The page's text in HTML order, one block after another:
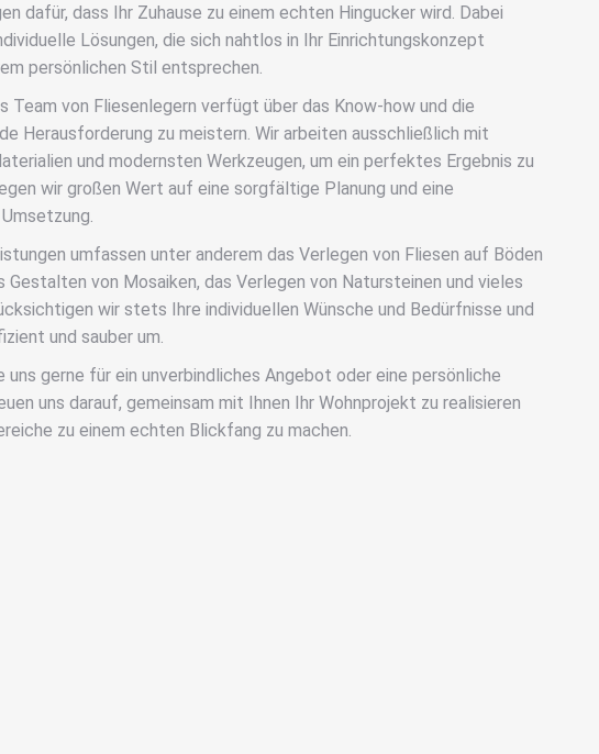
dafür, dass Ihr Zuhause zu einem echten Hingucker wird. Dabei
Lösungen, die sich nahtlos in Ihr Einrichtungskonzept
persönlichen Stil entsprechen.
Team von Fliesenlegern verfügt über das Know-how und die
Herausforderung zu meistern. Wir arbeiten ausschließlich mit
und modernsten Werkzeugen, um ein perfektes Ergebnis zu
wir großen Wert auf eine sorgfältige Planung und eine
umfassen unter anderem das Verlegen von Fliesen auf Böden
Gestalten von Mosaiken, das Verlegen von Natursteinen und vieles
wir stets Ihre individuellen Wünsche und Bedürfnisse und
und sauber um.
uns gerne für ein unverbindliches Angebot oder eine persönliche
uns darauf, gemeinsam mit Ihnen Ihr Wohnprojekt zu realisieren
zu einem echten Blickfang zu machen.